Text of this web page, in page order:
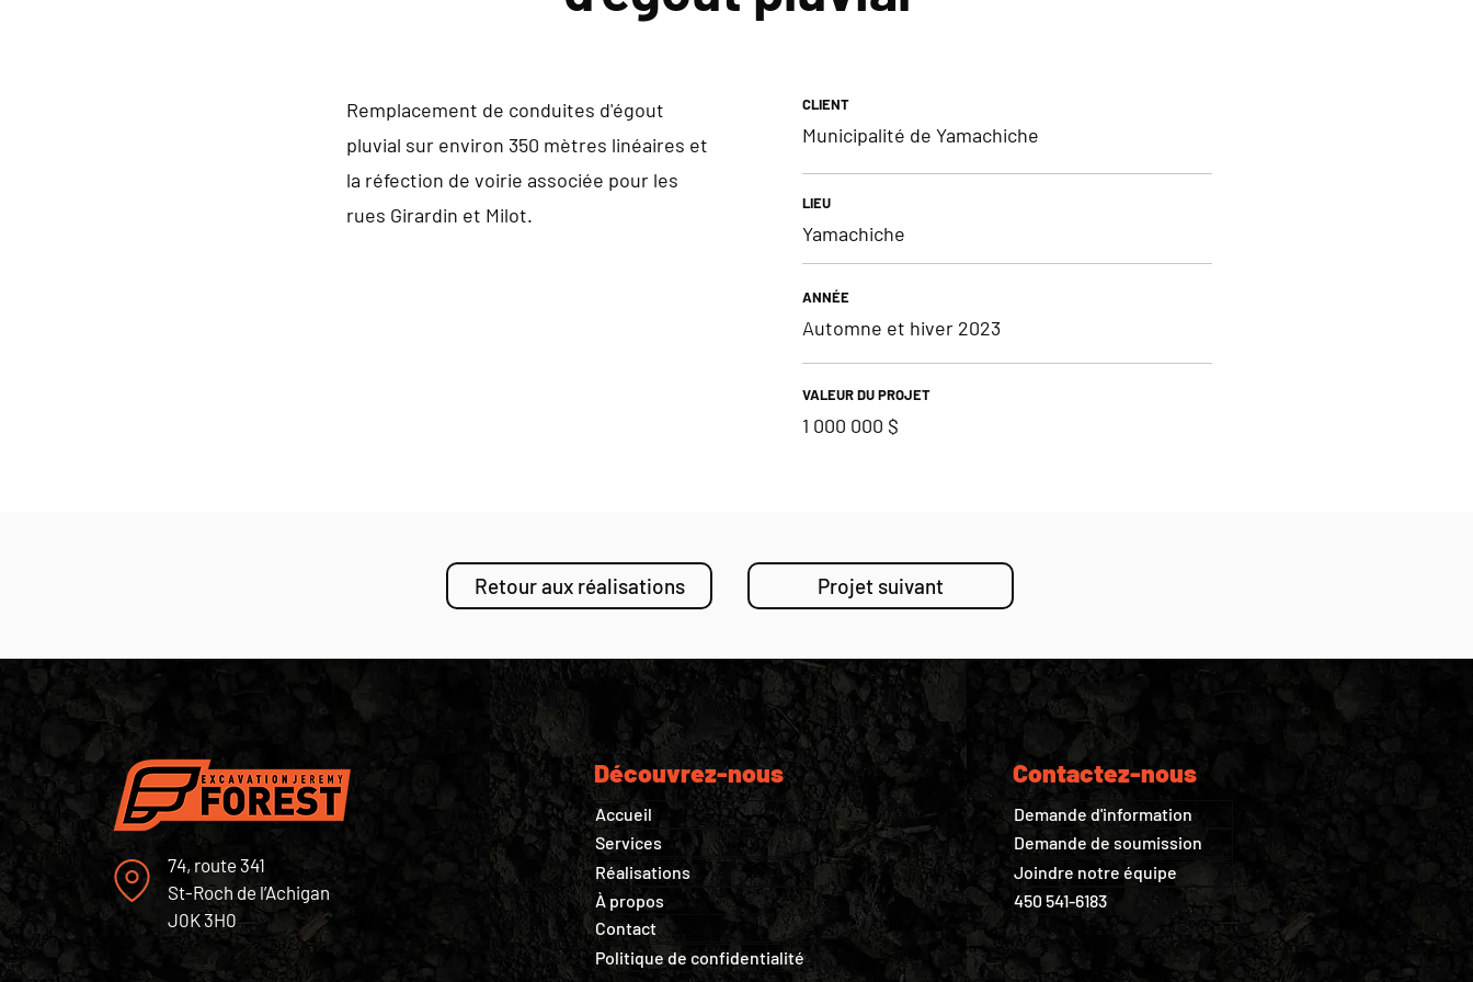
Remplacement de conduites d'égout
pluvial sur environ 350 mètres linéaires et
la réfection de voirie associée pour les
rues Girardin et Milot.
CLIENT
Municipalité de Yamachiche
LIEU
Yamachiche
ANNÉE
Automne et hiver 2023
VALEUR DU PROJET
1 000 000 $
Retour aux réalisations Projet suivant
74, route 341
St-Roch de l’Achigan
J0K 3H0
Découvrez-nous
Accueil
Services
Réalisations
À propos
Contact
Politique de confidentialité
Contactez-nous
Demande d'information
Demande de soumission
Joindre notre équipe
450 541-6183